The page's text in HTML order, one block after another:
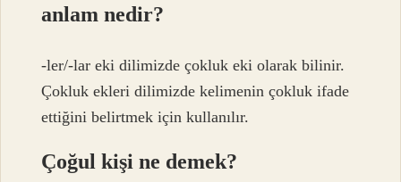
anlam nedir?
-ler/-lar eki dilimizde çokluk eki olarak bilinir.
Çokluk ekleri dilimizde kelimenin çokluk ifade
ettiğini belirtmek için kullanılır.
Çoğul kişi ne demek?